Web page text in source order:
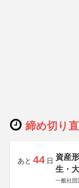
締め切り
あと 44 日 資産
生・
一般社団